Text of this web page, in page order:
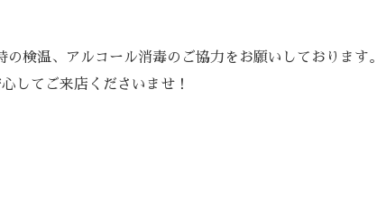
検温、アルコール消毒のご協力をお願いしております。
してご来店くださいませ！